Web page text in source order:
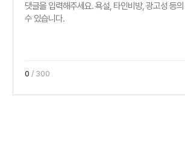
0 / 300